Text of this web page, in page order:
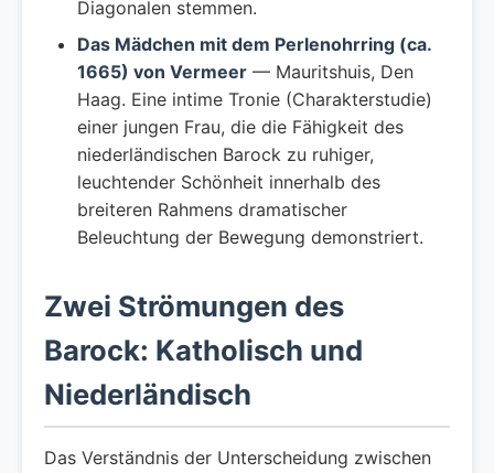
Diagonalen stemmen.
Das Mädchen mit dem Perlenohrring (ca.
1665) von Vermeer — Mauritshuis, Den
Haag. Eine intime Tronie (Charakterstudie)
einer jungen Frau, die die Fähigkeit des
niederländischen Barock zu ruhiger,
leuchtender Schönheit innerhalb des
breiteren Rahmens dramatischer
Beleuchtung der Bewegung demonstriert.
Zwei Strömungen des
Barock: Katholisch und
Niederländisch
Das Verständnis der Unterscheidung zwischen